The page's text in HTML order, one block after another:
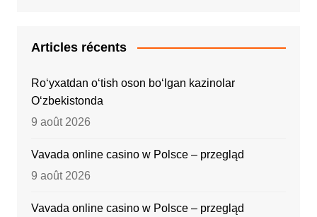
Articles récents
Ro‘yxatdan o‘tish oson bo‘lgan kazinolar
O‘zbekistonda
9 août 2026
Vavada online casino w Polsce – przegląd
9 août 2026
Vavada online casino w Polsce – przegląd